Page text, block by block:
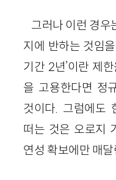
그러나 이런 경우
지에 반하는 것임
기간 2년’이란 제
을 고용한다면 정
것이다. 그럼에도
떠는 것은 오로지
연성 확보에만 매